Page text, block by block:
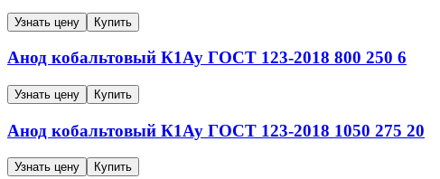
Узнать цену Купить
Анод кобальтовый К1Ау ГОСТ 123-2018 800 250 6
Узнать цену Купить
Анод кобальтовый К1Ау ГОСТ 123-2018 1050 275 20
Узнать цену Купить